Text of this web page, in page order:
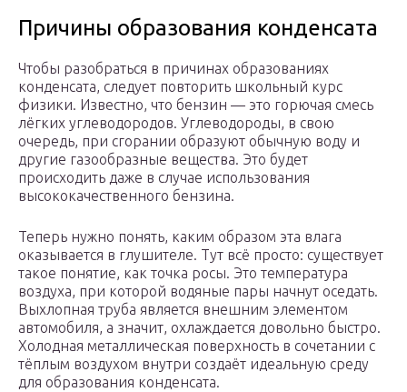
Причины образования конденсата
Чтобы разобраться в причинах образованиях
конденсата, следует повторить школьный курс
физики. Известно, что бензин — это горючая смесь
лёгких углеводородов. Углеводороды, в свою
очередь, при сгорании образуют обычную воду и
другие газообразные вещества. Это будет
происходить даже в случае использования
высококачественного бензина.
Теперь нужно понять, каким образом эта влага
оказывается в глушителе. Тут всё просто: существует
такое понятие, как точка росы. Это температура
воздуха, при которой водяные пары начнут оседать.
Выхлопная труба является внешним элементом
автомобиля, а значит, охлаждается довольно быстро.
Холодная металлическая поверхность в сочетании с
тёплым воздухом внутри создаёт идеальную среду
для образования конденсата.